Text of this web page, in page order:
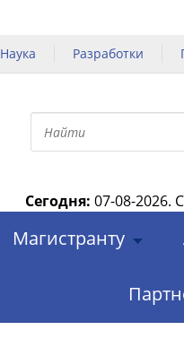
Наука Разработки
Сегодня: 07-08-2026.
Магистранту